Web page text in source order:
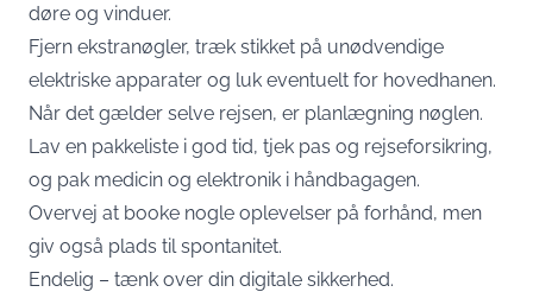
døre og vinduer.
Fjern ekstranøgler, træk stikket på unødvendige
elektriske apparater og luk eventuelt for hovedhanen.
Når det gælder selve rejsen, er planlægning nøglen.
Lav en pakkeliste i god tid, tjek pas og rejseforsikring,
og pak medicin og elektronik i håndbagagen.
Overvej at booke nogle oplevelser på forhånd, men
giv også plads til spontanitet.
Endelig – tænk over din digitale sikkerhed.